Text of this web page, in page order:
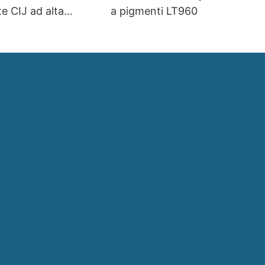
CIJ ad alta
a pigmenti LT960